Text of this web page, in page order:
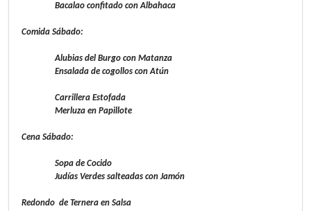
Bacalao confitado con Albahaca
Comida Sábado:
Alubias del Burgo con Matanza
Ensalada de cogollos con Atún
Carrillera Estofada
Merluza en Papillote
Cena Sábado:
Sopa de Cocido
Judías Verdes salteadas con Jamón
Redondo de Ternera en Salsa